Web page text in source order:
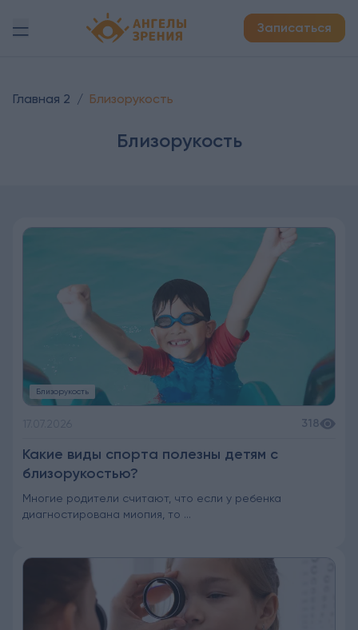
Детская офтальмология Ангелы зрения!
Записаться
Главная 2 / Близорукость
Близорукость
Близорукость
318
Какие виды спорта полезны детям с
близорукостью?
Многие родители считают, что если у ребенка
диагностирована миопия, то ...